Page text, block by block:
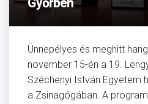
Győrben
Ünnepélyes és meghitt
november 15-én a 19.
Széchenyi István Egyetem
a Zsinagógában. A